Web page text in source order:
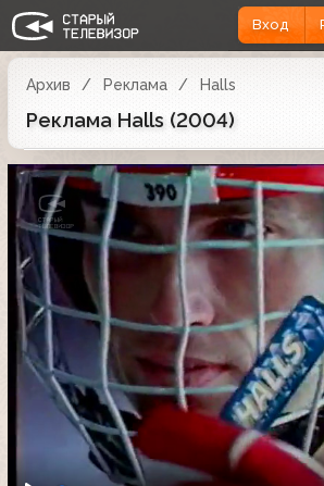
Вход
Архив Реклама Halls
Реклама Halls (2004)